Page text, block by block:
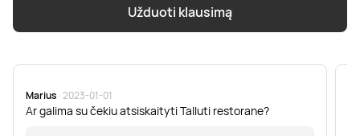
Užduoti klausimą
Marius · 2023-01-01
Ar galima su čekiu atsiskaityti Talluti restorane?